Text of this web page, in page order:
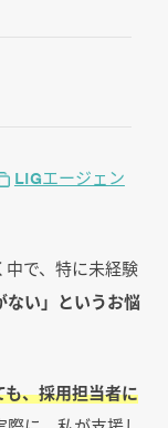
LIGエージェン
で、特に未経験
ない」というお悩
、採用担当者に